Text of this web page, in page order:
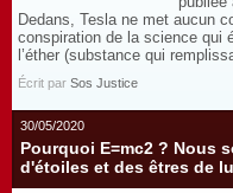
Dedans, Tesla ne met aucun
conspiration de la science qui
l’éther (substance qui
Écrit par Sos Justice
30/05/2020
Pourquoi E=mc2 ? Nous
d'étoiles et des êtres de